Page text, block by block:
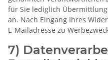
für Sie lediglich
an. Nach Eingang Ihres
E-Mailadresse zu
7)